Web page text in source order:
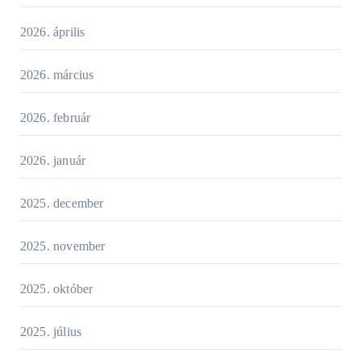
2026. április
2026. március
2026. február
2026. január
2025. december
2025. november
2025. október
2025. július